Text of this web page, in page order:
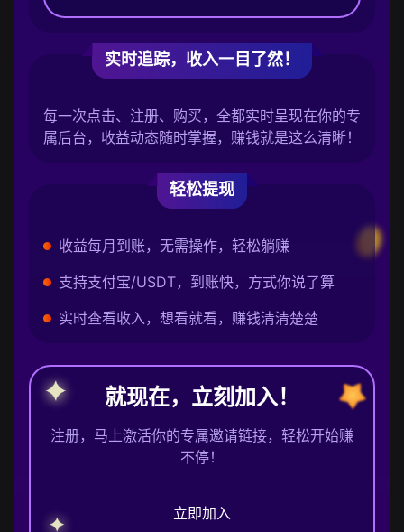
实时追踪，收入一目了然！
每一次点击、注册、购买，全都实时呈现在你的专
属后台，收益动态随时掌握，赚钱就是这么清晰！
轻松提现
收益每月到账，无需操作，轻松躺赚
支持支付宝/USDT，到账快，方式你说了算
实时查看收入，想看就看，赚钱清清楚楚
就现在，立刻加入！
注册，马上激活你的专属邀请链接，轻松开始赚
不停！
立即加入